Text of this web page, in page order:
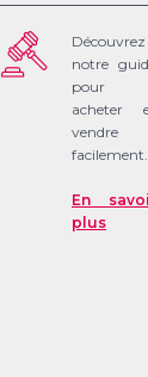
Découvrez
notre
pour
acheter
vendre
facilement.
En
plus